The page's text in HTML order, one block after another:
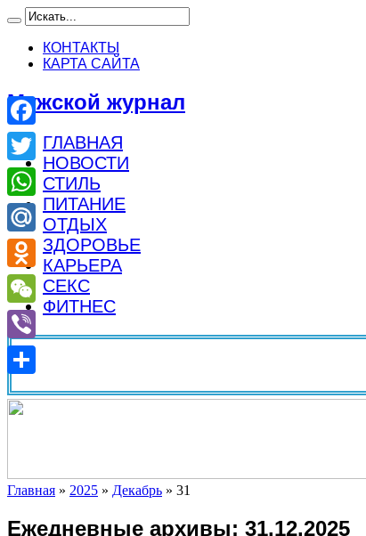
КОНТАКТЫ
КАРТА САЙТА
Мужской журнал
ГЛАВНАЯ
НОВОСТИ
СТИЛЬ
ПИТАНИЕ
ОТДЫХ
ЗДОРОВЬЕ
КАРЬЕРА
СЕКС
ФИТНЕС
Главная » 2025 » Декабрь » 31
Ежедневные архивы: 31.12.2025
Facebook
Twitter
WhatsApp
Mail.Ru
Odnoklassniki
WeChat
Viber
Отправить